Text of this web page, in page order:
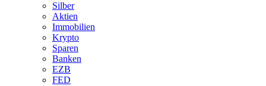
Silber
Aktien
Immobilien
Krypto
Sparen
Banken
EZB
FED